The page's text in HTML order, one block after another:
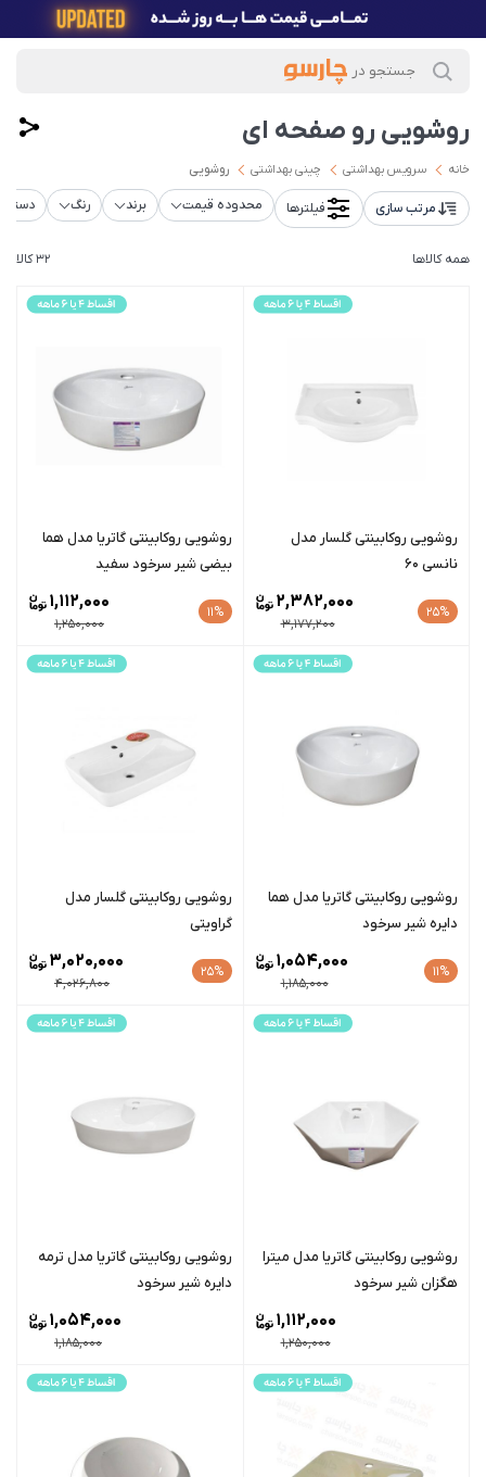
روشویی رو صفحه ای
خانه سرویس بهداشتی چینی بهداشتی روشویی
32 کالا همه کالاها
مرتب سازی فیلترها محدوده قیمت برند رنگ
روشویی روکابینتی گلسار مدل
نانسی 60
25%
3,177,200
2,382,000
روشویی روکابینتی گاتریا مدل هما
بیضی شیر سرخود سفید
11%
1,250,000
1,112,000
روشویی روکابینتی گاتریا مدل هما
دایره شیر سرخود
11%
1,185,000
1,054,000
روشویی روکابینتی گلسار مدل
گراویتی
25%
4,026,800
3,020,000
روشویی روکابینتی گاتریا مدل میترا
هگزان شیر سرخود
1,250,000
1,112,000
روشویی روکابینتی گاتریا مدل ترمه
دایره شیر سرخود
1,185,000
1,054,000